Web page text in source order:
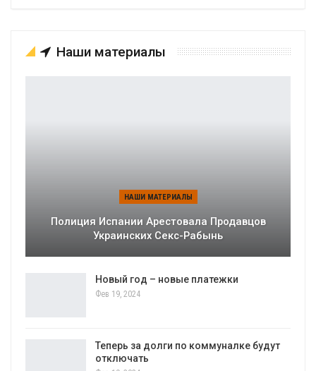
Наши материалы
НАШИ МАТЕРИАЛЫ
Полиция Испании Арестовала Продавцов
Украинских Секс-Рабынь
Новый год – новые платежки
Фев 19, 2024
Теперь за долги по коммуналке будут
отключать